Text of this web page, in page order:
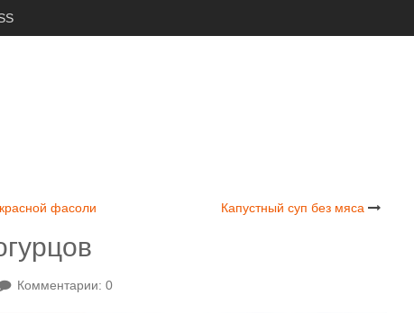
фасоли Капустный суп без мяса
Комментарии: 0